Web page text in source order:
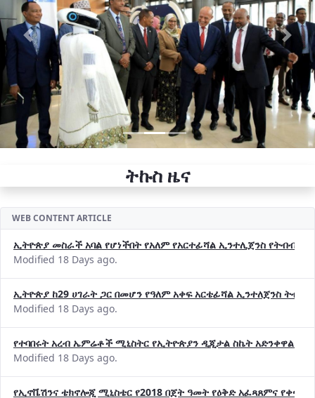
Previous Next
ኢትዮጵያ መስራች አባል የሆነችበት የአለም የአርተፊሻል ኢንተሊጀንስ የትብብር
Modified 18 Days ago.
ኢትዮጵያ ከ29 ሀገራት ጋር በመሆን የዓለም አቀፍ አርቴፊሻል ኢንተለጀንስ
Modified 18 Days ago.
የተባበሩት አረብ ኤምሬቶች ሚኒስትር የኢትዮጵያን ዲጂታል ስኬት አድንቀዋል
Modified 18 Days ago.
የኢኖቬሽንና ቴክኖሎጂ ሚኒስቴር የ2018 በጀት ዓመት የዕቅድ አፈጻጸምና
Modified 18 Days ago.